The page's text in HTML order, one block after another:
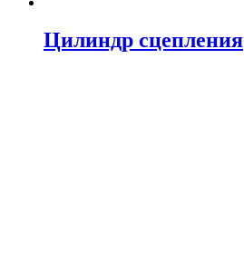
Цилиндр сцепления